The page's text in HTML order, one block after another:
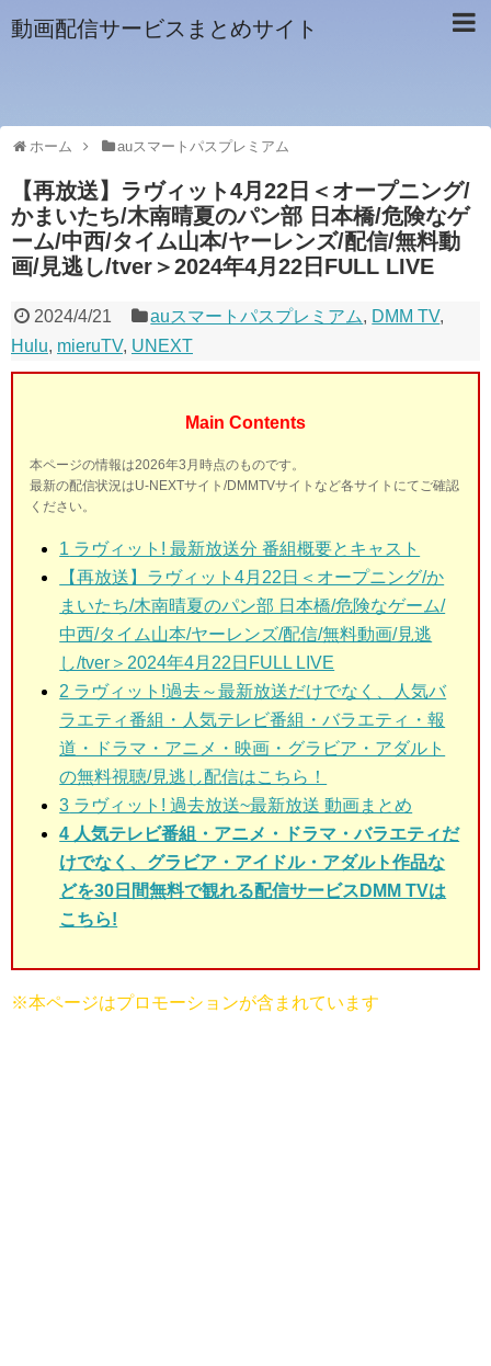
動画配信サービスまとめサイト
ホーム auスマートパスプレミアム
【再放送】ラヴィット4月22日＜オープニング/
かまいたち/木南晴夏のパン部 日本橋/危険なゲ
ーム/中西/タイム山本/ヤーレンズ/配信/無料動
画/見逃し/tver＞2024年4月22日FULL LIVE
2024/4/21 auスマートパスプレミアム, DMM TV,
Hulu, mieruTV, UNEXT
Main Contents
本ページの情報は2026年3月時点のものです。
最新の配信状況はU-NEXTサイト/DMMTVサイトなど各サイトにてご確認
ください。
1 ラヴィット! 最新放送分 番組概要とキャスト
【再放送】ラヴィット4月22日＜オープニング/か
まいたち/木南晴夏のパン部 日本橋/危険なゲーム/
中西/タイム山本/ヤーレンズ/配信/無料動画/見逃
し/tver＞2024年4月22日FULL LIVE
2 ラヴィット!過去～最新放送だけでなく、人気バ
ラエティ番組・人気テレビ番組・バラエティ・報
道・ドラマ・アニメ・映画・グラビア・アダルト
の無料視聴/見逃し配信はこちら！
3 ラヴィット! 過去放送~最新放送 動画まとめ
4 人気テレビ番組・アニメ・ドラマ・バラエティだ
けでなく、グラビア・アイドル・アダルト作品な
どを30日間無料で観れる配信サービスDMM TVは
こちら!
※本ページはプロモーションが含まれています